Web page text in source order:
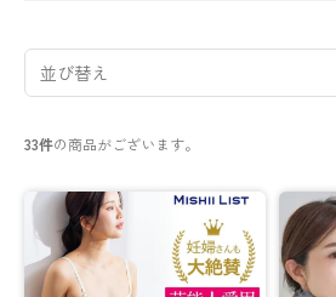
33件の商品がございます。